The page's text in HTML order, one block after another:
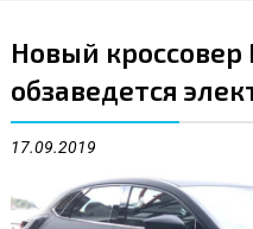
Новый кроссовер
обзаведется
17.09.2019